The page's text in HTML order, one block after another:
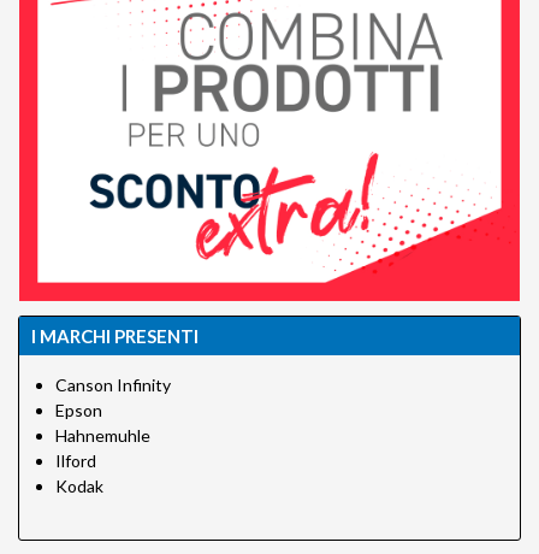
I MARCHI PRESENTI
Canson Infinity
Epson
Hahnemuhle
Ilford
Kodak